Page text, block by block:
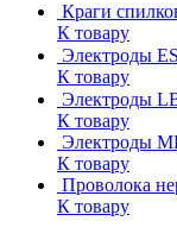
Краги
К товару
Электроды
К товару
Электроды
К товару
Электроды
К товару
Проволока
К товару